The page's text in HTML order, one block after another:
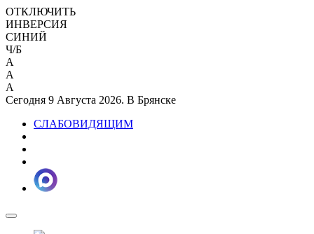
ОТКЛЮЧИТЬ
ИНВЕРСИЯ
СИНИЙ
Ч/Б
A
A
A
Сегодня 9 Августа 2026. В Брянске
СЛАБОВИДЯЩИМ